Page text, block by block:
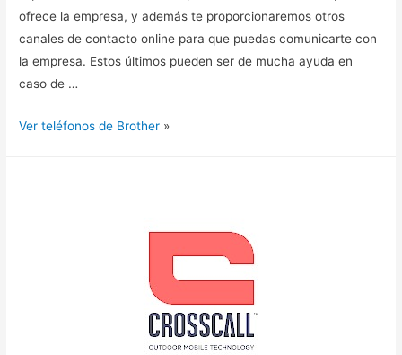
ofrece la empresa, y además te proporcionaremos otros
canales de contacto online para que puedas comunicarte con
la empresa. Estos últimos pueden ser de mucha ayuda en
caso de …
Ver teléfonos de Brother »